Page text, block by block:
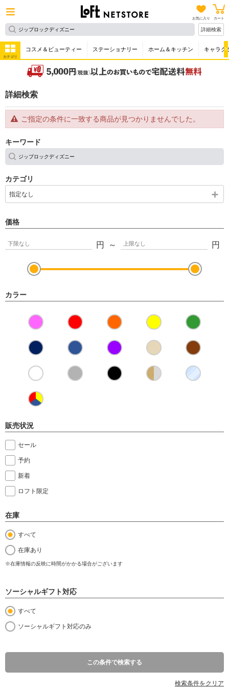
お気に入り カート
詳細検索
カテゴリ
コスメ＆ビューティー ステーショナリー ホーム＆キッチン キャラク
詳細検索
ご指定の条件に一致する商品が見つかりませんでした。
キーワード
カテゴリ
指定なし
価格
円 ～ 円
カラー
販売状況
セール
予約
新着
ロフト限定
在庫
すべて
在庫あり
※在庫情報の反映に時間がかかる場合がございます
ソーシャルギフト対応
すべて
ソーシャルギフト対応のみ
この条件で検索する
検索条件をクリア